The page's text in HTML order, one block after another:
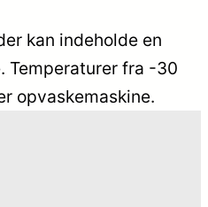
kan indeholde en
fra -30
opvaskemaskine.